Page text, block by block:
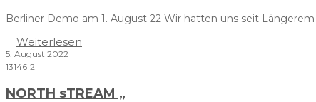
Berliner Demo am 1. August 22 Wir hatten uns seit
Weiterlesen
5. August 2022
13146 2
NORTH sTREAM „